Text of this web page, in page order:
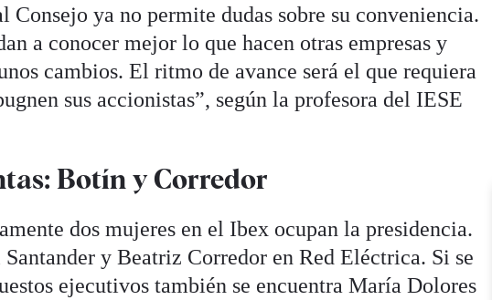
Consejo ya no permite dudas sobre su conveniencia.
a conocer mejor lo que hacen otras empresas y
cambios. El ritmo de avance será el que requiera
sus accionistas”, según la profesora del IESE
Botín y Corredor
dos mujeres en el Ibex ocupan la presidencia.
y Beatriz Corredor en Red Eléctrica. Si se
ejecutivos también se encuentra María Dolores